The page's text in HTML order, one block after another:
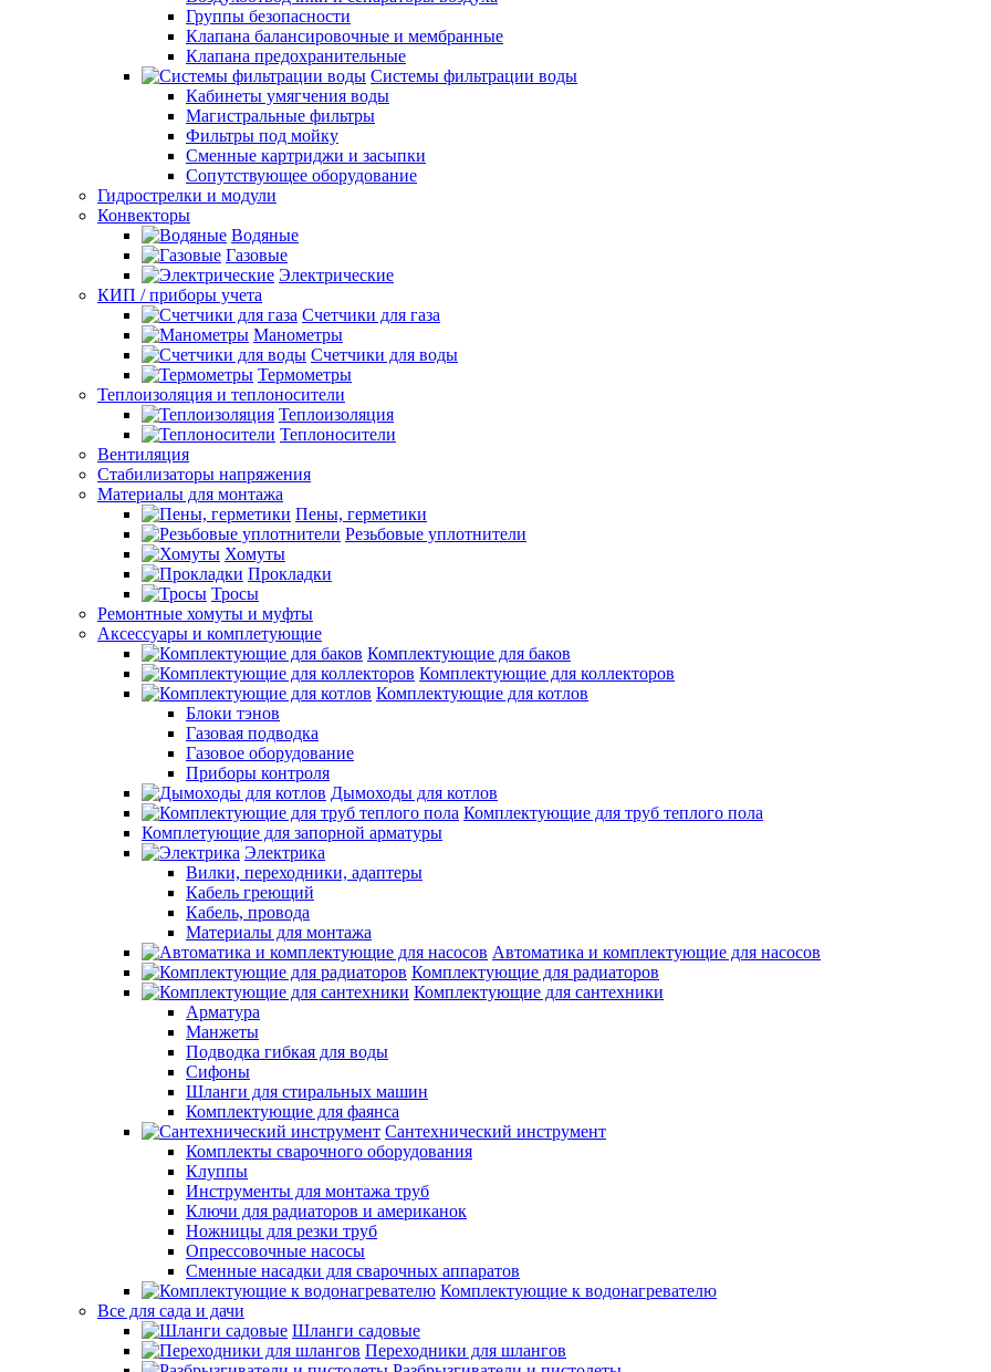
Группы безопасности
Клапана балансировочные и мембранные
Клапана предохранительные
Системы фильтрации воды
Кабинеты умягчения воды
Магистральные фильтры
Фильтры под мойку
Сменные картриджи и засыпки
Сопутствующее оборудование
Гидрострелки и модули
Конвекторы
Водяные
Газовые
Электрические
КИП / приборы учета
Счетчики для газа
Манометры
Счетчики для воды
Термометры
Теплоизоляция и теплоносители
Теплоизоляция
Теплоносители
Вентиляция
Стабилизаторы напряжения
Материалы для монтажа
Пены, герметики
Резьбовые уплотнители
Хомуты
Прокладки
Тросы
Ремонтные хомуты и муфты
Аксессуары и комплетующие
Комплектующие для баков
Комплектующие для коллекторов
Комплектующие для котлов
Блоки тэнов
Газовая подводка
Газовое оборудование
Приборы контроля
Дымоходы для котлов
Комплектующие для труб теплого пола
Комплетующие для запорной арматуры
Электрика
Вилки, переходники, адаптеры
Кабель греющий
Кабель, провода
Материалы для монтажа
Автоматика и комплектующие для насосов
Комплектующие для радиаторов
Комплектующие для сантехники
Арматура
Манжеты
Подводка гибкая для воды
Сифоны
Шланги для стиральных машин
Комплектующие для фаянса
Сантехнический инструмент
Комплекты сварочного оборудования
Клуппы
Инструменты для монтажа труб
Ключи для радиаторов и американок
Ножницы для резки труб
Опрессовочные насосы
Сменные насадки для сварочных аппаратов
Комплектующие к водонагревателю
Все для сада и дачи
Шланги садовые
Переходники для шлангов